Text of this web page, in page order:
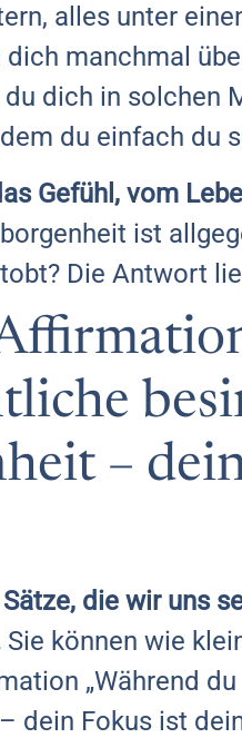
alles unter
manchmal
dich in solchen
du einfach du
Gefühl, vom
ist
Die Antwort
–
die wir uns
Sie können wie
„Während
dein Fokus ist